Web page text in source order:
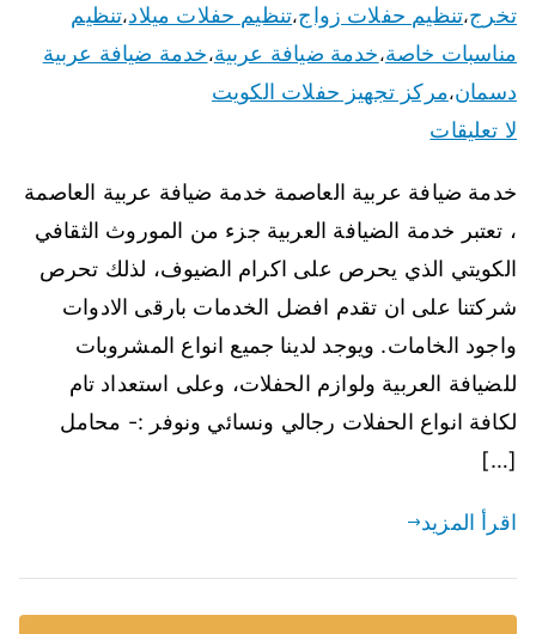
تخرج،تنظيم حفلات زواج،تنظيم حفلات ميلاد،تنظيم
مناسبات خاصة،خدمة ضيافة عربية،خدمة ضيافة عربية
دسمان،مركز تجهيز حفلات الكويت
لا تعليقات
خدمة ضيافة عربية العاصمة خدمة ضيافة عربية العاصمة
، تعتبر خدمة الضيافة العربية جزء من الموروث الثقافي
الكويتي الذي يحرص على اكرام الضيوف، لذلك تحرص
شركتنا على ان تقدم افضل الخدمات بارقى الادوات
واجود الخامات. ويوجد لدينا جميع انواع المشروبات
للضيافة العربية ولوازم الحفلات، وعلى استعداد تام
لكافة انواع الحفلات رجالي ونسائي ونوفر :- محامل
[…]
اقرأ المزيد